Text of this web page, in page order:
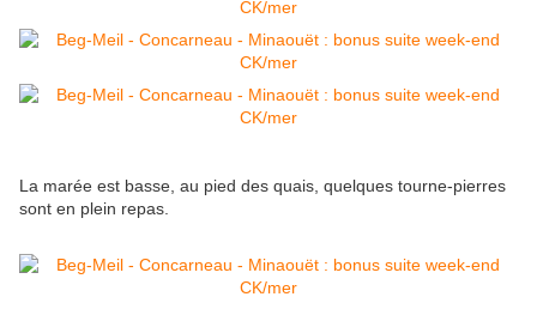
La marée est basse, au pied des quais, quelques tourne-pierres
sont en plein repas.